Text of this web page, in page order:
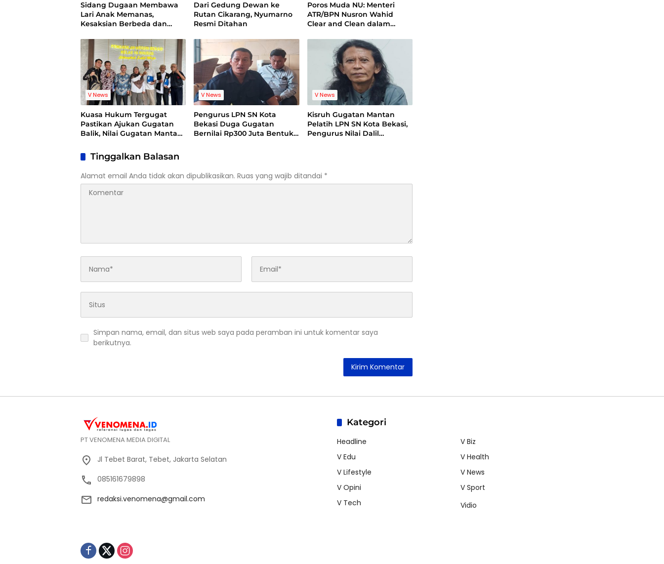
Sidang Dugaan Membawa
Lari Anak Memanas,
Kesaksian Berbeda dan
Dari Gedung Dewan ke
Rutan Cikarang, Nyumarno
Resmi Ditahan
Poros Muda NU: Menteri
ATR/BPN Nusron Wahid
Clear and Clean dalam
V News
Kuasa Hukum Tergugat
Pastikan Ajukan Gugatan
Balik, Nilai Gugatan Mantan
Standing
V News
Pengurus LPN SN Kota
Bekasi Duga Gugatan
Bernilai Rp300 Juta Bentuk
V News
Kisruh Gugatan Mantan
Pelatih LPN SN Kota Bekasi,
Pengurus Nilai Dalil
Tinggalkan Balasan
Alamat email Anda tidak akan dipublikasikan. Ruas yang wajib ditandai *
Simpan nama, email, dan situs web saya pada peramban ini untuk komentar saya
berikutnya.
PT VENOMENA MEDIA DIGITAL
Jl Tebet Barat, Tebet, Jakarta Selatan
085161679898
redaksi.venomena@gmail.com
Kategori
Headline
V Biz
V Edu
V Health
V Lifestyle
V News
V Opini
V Sport
V Tech
Vidio